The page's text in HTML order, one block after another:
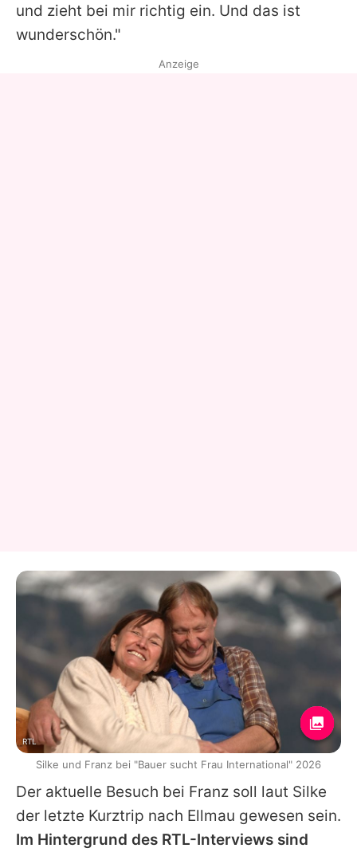
und zieht bei mir richtig ein. Und das ist
wunderschön."
Der aktuelle Besuch bei Franz soll laut Silke
der letzte Kurztrip nach Ellmau gewesen sein.
Im Hintergrund des RTL-Interviews sind
Anzeige
RTL
Silke und Franz bei "Bauer sucht Frau International" 2026